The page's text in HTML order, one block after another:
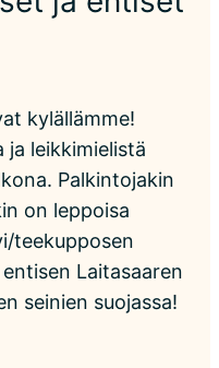
kylällämme!
ja leikkimielistä
Palkintojakin
on leppoisa
teekupposen
entisen Laitasaaren
seinien suojassa!